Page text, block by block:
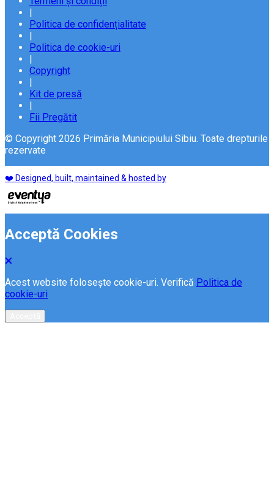
Politica de confidențialitate
Politica de cookie-uri
Copyright
Kit de presă
Fii Pregătit
© Copyright 2026 Primăria Municipiului Sibiu. Toate drepturile
rezervate
❤️ Designed, built, maintained & hosted by
Acceptă Cookies
Acest website folosește cookie-uri. Verifică Politica de
cookie-uri